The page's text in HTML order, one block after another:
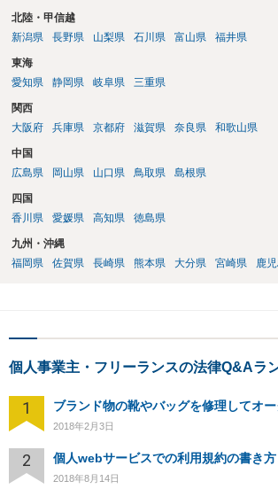
北陸・甲信越
新潟県
長野県 山梨県 石川県 富山県 福井県
東海
愛知県
静岡県 岐阜県 三重県
関西
大阪府
兵庫県 京都府 滋賀県 奈良県 和歌山県
中国
広島県
岡山県 山口県 鳥取県 島根県
四国
香川県
愛媛県 高知県 徳島県
九州・沖縄
福岡県
佐賀県 長崎県 熊本県 大分県 宮崎県 鹿
個人事業主・フリーランスの法律Q&Aラ
1
2018年2月3日
2
2018年8月14日